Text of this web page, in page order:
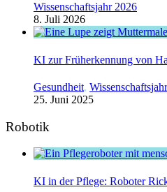
Wissenschaftsjahr 2026
8. Juli 2026
KI zur Früherkennung von
Gesundheit,
25. Juni 2025
Robotik
KI in der Pflege: Roboter